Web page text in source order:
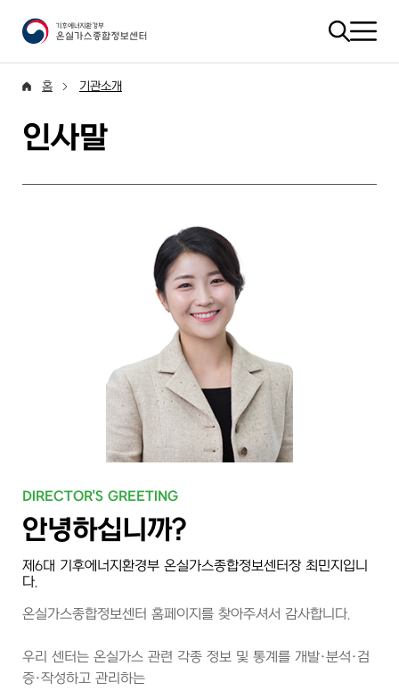
홈 기관소개
인사말
DIRECTOR'S GREETING
안녕하십니까?
제6대 기후에너지환경부 온실가스종합정보센터장 최민지입니
다.
온실가스종합정보센터 홈페이지를 찾아주셔서 감사합니다.
우리 센터는 온실가스 관련 각종 정보 및 통계를 개발·분석·검
증·작성하고 관리하는